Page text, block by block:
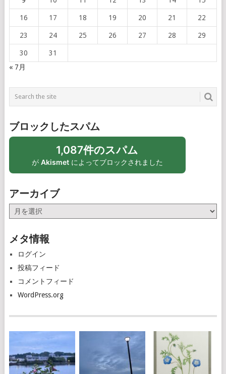
16 17 18 19 20 21 22
23 24 25 26 27 28 29
30
31
« 7月
ブロックしたスパム
1,087件のスパム
が Akismetによってブロックされました
アーカイブ
ー
イ
メタ情報
ログイン
投稿フィード
コメントフィード
WordPress.org